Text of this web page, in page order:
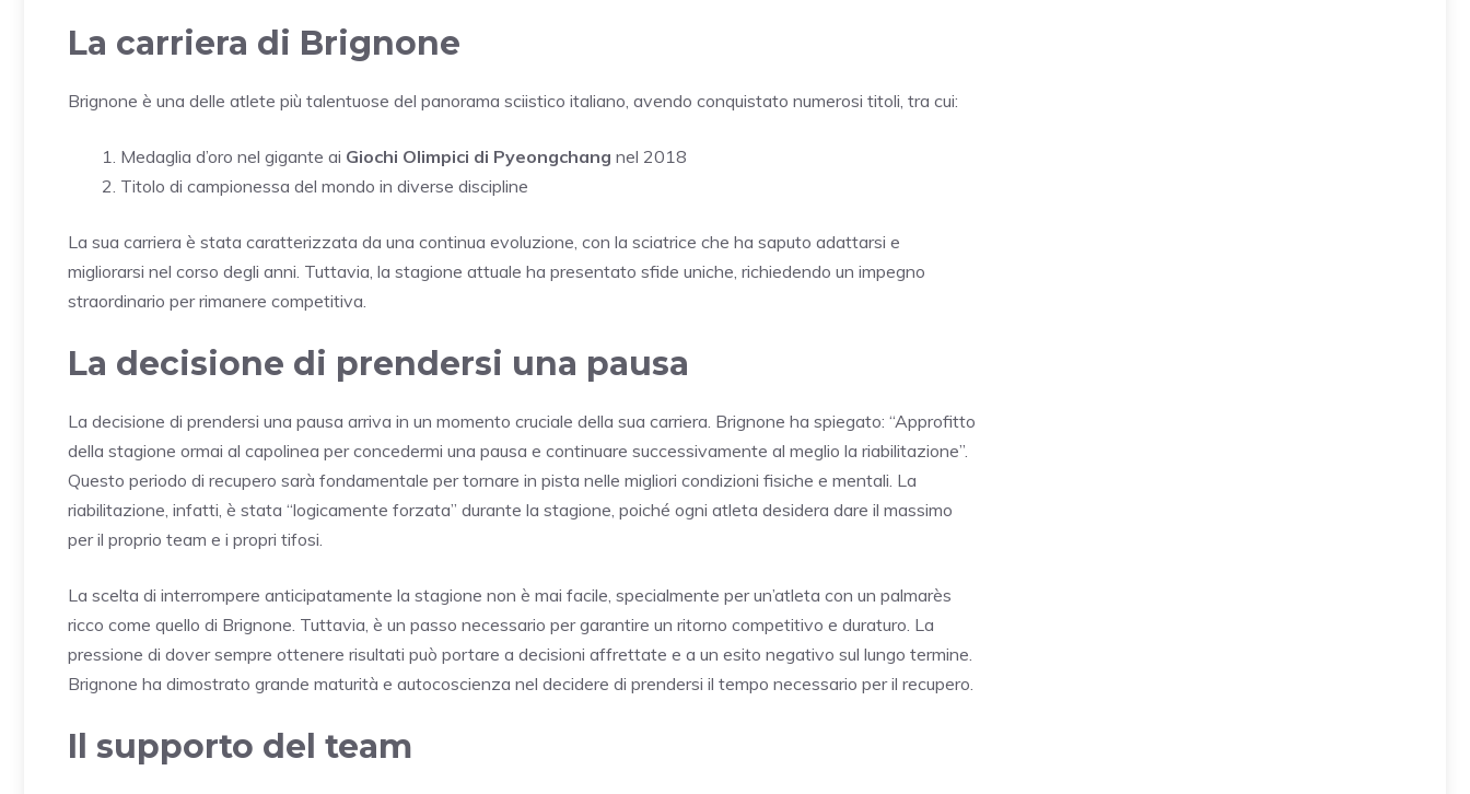
La carriera di Brignone
Brignone è una delle atlete più talentuose del panorama sciistico italiano, avendo conquistato numerosi titoli, tra cui:
Medaglia d’oro nel gigante ai Giochi Olimpici di Pyeongchang nel 2018
Titolo di campionessa del mondo in diverse discipline
La sua carriera è stata caratterizzata da una continua evoluzione, con la sciatrice che ha saputo adattarsi e
migliorarsi nel corso degli anni. Tuttavia, la stagione attuale ha presentato sfide uniche, richiedendo un impegno
straordinario per rimanere competitiva.
La decisione di prendersi una pausa
La decisione di prendersi una pausa arriva in un momento cruciale della sua carriera. Brignone ha spiegato: “Approfitto
della stagione ormai al capolinea per concedermi una pausa e continuare successivamente al meglio la riabilitazione”.
Questo periodo di recupero sarà fondamentale per tornare in pista nelle migliori condizioni fisiche e mentali. La
riabilitazione, infatti, è stata “logicamente forzata” durante la stagione, poiché ogni atleta desidera dare il massimo
per il proprio team e i propri tifosi.
La scelta di interrompere anticipatamente la stagione non è mai facile, specialmente per un’atleta con un palmarès
ricco come quello di Brignone. Tuttavia, è un passo necessario per garantire un ritorno competitivo e duraturo. La
pressione di dover sempre ottenere risultati può portare a decisioni affrettate e a un esito negativo sul lungo termine.
Brignone ha dimostrato grande maturità e autocoscienza nel decidere di prendersi il tempo necessario per il recupero.
Il supporto del team